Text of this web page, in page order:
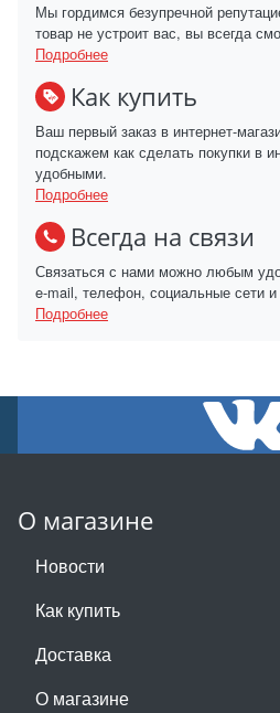
Мы гордимся безупречной
товар не устроит вас, вы всегда
Подробнее
Как купить
Ваш первый заказ в интернет-
подскажем как сделать покупки в
удобными.
Подробнее
Всегда на связи
Связаться с нами можно любым
e-mail, телефон, социальные сети
Подробнее
О магазине
Новости
Как купить
Доставка
О магазине